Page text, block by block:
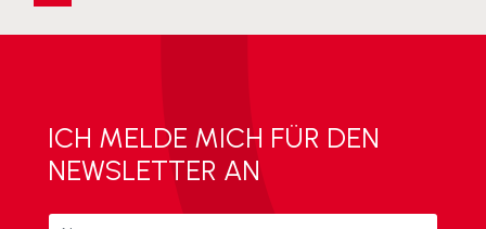
ICH MELDE MICH FÜR DEN
NEWSLETTER AN